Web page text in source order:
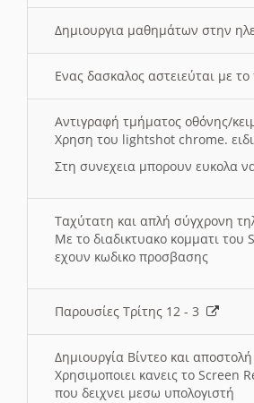
Δημιουργια μαθημάτων στην
Ενας δασκαλος αστειεύται με
Αντιγραφή τμήματος οθόνης/
Χρηση του lightshot chrome.
Στη συνεχεια μπορουν ευκολα
Ταχύτατη και απλή σύγχρονη
Με το διαδικτυακο κομματι
εχουν κωδικο προσβασης
Παρουσίες Τρίτης 12 - 3
Δημιουργία Βίντεο και
Χρησιμοποιει κανεις το Screen
που δειχνει μεσω υπολογιστή